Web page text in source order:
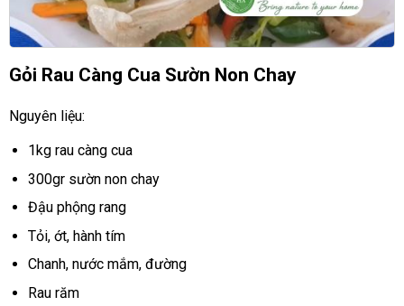
Gỏi Rau Càng Cua Sườn Non Chay
Nguyên liệu:
1kg rau càng cua
300gr sườn non chay
Đậu phộng rang
Tỏi, ớt, hành tím
Chanh, nước mắm, đường
Rau răm